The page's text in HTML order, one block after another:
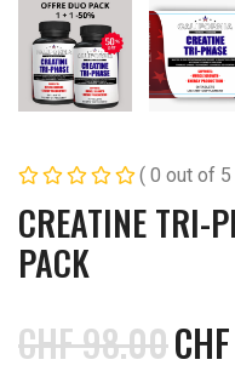
( 0 out of 5
CREATINE TRI-
PACK
CHF98.00CHF